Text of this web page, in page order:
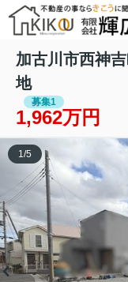
加古川市西神
地
募集1
1,962万円
1/5